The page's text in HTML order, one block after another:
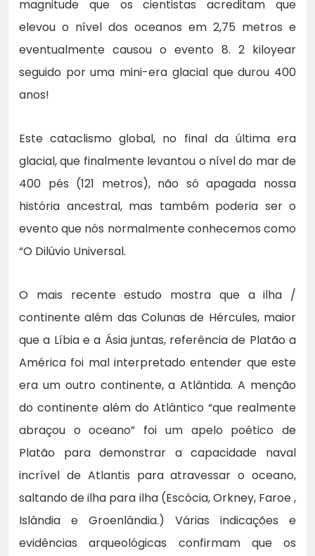
magnitude que os cientistas acreditam que
elevou o nível dos oceanos em 2,75 metros e
eventualmente causou o evento 8. 2 kiloyear
seguido por uma mini-era glacial que durou 400
anos!
Este cataclismo global, no final da última era
glacial, que finalmente levantou o nível do mar de
400 pés (121 metros), não só apagada nossa
história ancestral, mas também poderia ser o
evento que nós normalmente conhecemos como
“O Dilúvio Universal.
O mais recente estudo mostra que a ilha /
continente além das Colunas de Hércules, maior
que a Líbia e a Ásia juntas, referência de Platão a
América foi mal interpretado entender que este
era um outro continente, a Atlântida. A menção
do continente além do Atlântico “que realmente
abraçou o oceano” foi um apelo poético de
Platão para demonstrar a capacidade naval
incrível de Atlantis para atravessar o oceano,
saltando de ilha para ilha (Escócia, Orkney, Faroe ,
Islândia e Groenlândia.) Várias indicações e
evidências arqueológicas confirmam que os